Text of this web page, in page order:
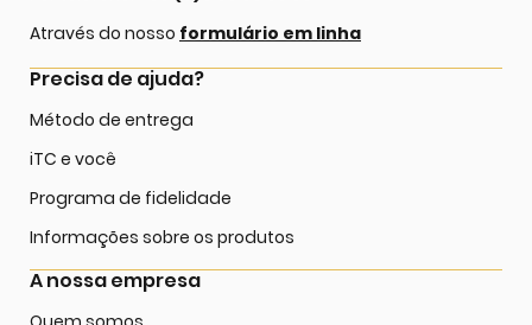
Através do nosso formulário em linha
A nossa empresa
Precisa de ajuda?
Método de entrega
iTC e você
Programa de fidelidade
Informações sobre os produtos